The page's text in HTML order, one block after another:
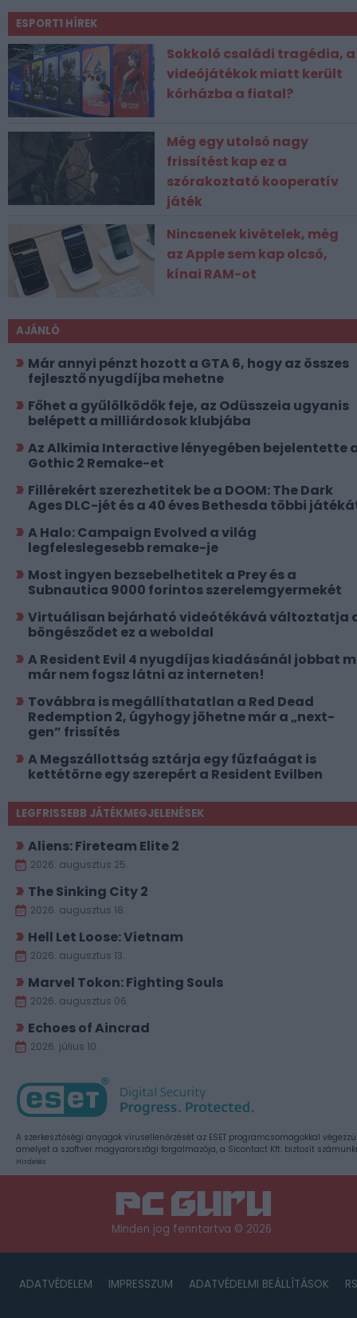
ESPORT1 HÍREK
Sokkoló családi tragédia, a
videójátékok miatt került
kórházba a fiatal?
Még egy utolsó nagy
frissítést kap ez a
szórakoztató kooperatív
játék
Nincsenek kivételek, még
az Apple sem kap olcsó,
kínai RAM-ot
AJÁNLÓ
Már annyi pénzt hozott a GTA 6, hogy az összes
fejlesztő nyugdíjba mehetne
Főhet a gyűlölködők feje, az Odüsszeia ugyanis
belépett a milliárdosok klubjába
Az Alkimia Interactive lényegében bejelentette
Gothic 2 Remake-et
Fillérekért szerezhetitek be a DOOM: The Dark
Ages DLC-jét és a 40 éves Bethesda többi
A Halo: Campaign Evolved a világ
legfeleslegesebb remake-je
Most ingyen bezsebelhetitek a Prey és a
Subnautica 9000 forintos szerelemgyermekét
Virtuálisan bejárható videótékává változtatja
böngésződet ez a weboldal
A Resident Evil 4 nyugdíjas kiadásánál jobbat
már nem fogsz látni az interneten!
Továbbra is megállíthatatlan a Red Dead
Redemption 2, úgyhogy jöhetne már a „next-
gen” frissítés
A Megszállottság sztárja egy fűzfaágat is
kettétörne egy szerepért a Resident Evilben
LEGFRISSEBB JÁTÉKMEGJELENÉSEK
Aliens: Fireteam Elite 2
2026. augusztus 25.
The Sinking City 2
2026. augusztus 18.
Hell Let Loose: Vietnam
2026. augusztus 13.
Marvel Tokon: Fighting Souls
2026. augusztus 06.
Echoes of Aincrad
2026. július 10.
A szerkesztőségi anyagok vírusellenőrzését az ESET programcsomagokkal
amelyet a szoftver magyarországi forgalmazója, a Sicontact Kft. biztosít
Hirdetés
Minden jog fenntartva © 2026
ADATVÉDELEM IMPRESSZUM ADATVÉDELMI BEÁLLÍTÁSOK